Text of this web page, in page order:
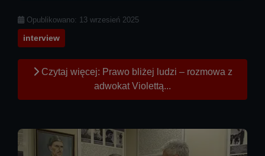
Szczegóły
Opublikowano: 13 wrzesień 2025
interview
Czytaj więcej: Prawo bliżej ludzi – rozmowa z
adwokat Violettą...